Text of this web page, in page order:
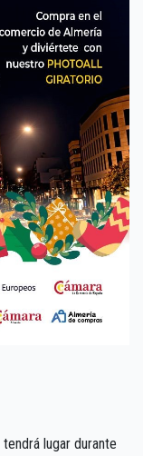
lugar durante